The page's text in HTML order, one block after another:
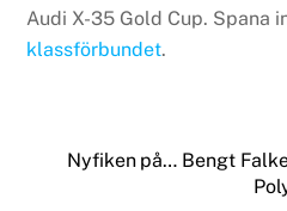
Audi X-35 Gold Cup. Spana
klassförbundet.
Nyfiken på… Bengt